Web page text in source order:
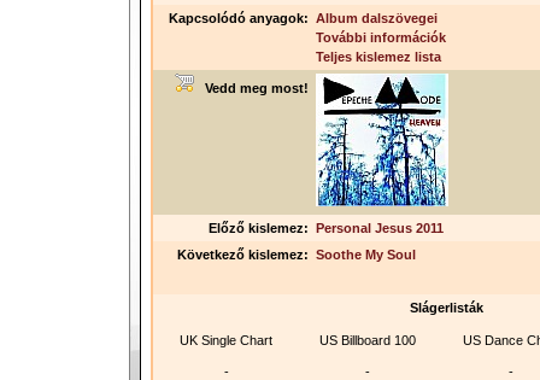
Kapcsolódó anyagok: Album dalszövegei
További információk
Teljes kislemez lista
Vedd meg most!
Előző kislemez: Personal Jesus 2011
Következő kislemez: Soothe My Soul
Slágerlisták
UK Single Chart US Billboard 100 US Dance
- - -